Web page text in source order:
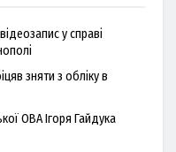
у справі
зняти з обліку в
ОВА Ігоря Гайдука